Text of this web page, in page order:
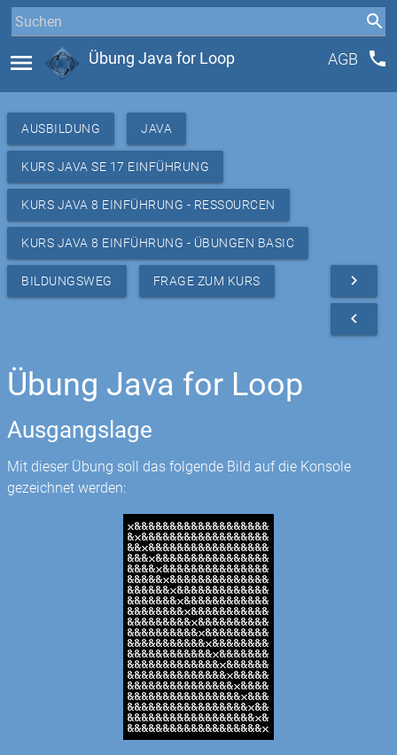
menu Übung Java for Loop AGB phone
AUSBILDUNG JAVA
KURS JAVA SE 17 EINFÜHRUNG
KURS JAVA 8 EINFÜHRUNG - RESSOURCEN
KURS JAVA 8 EINFÜHRUNG - ÜBUNGEN BASIC
BILDUNGSWEG FRAGE ZUM KURS navigate_next
navigate_before
Übung Java for Loop
Ausgangslage
Mit dieser Übung soll das folgende Bild auf die Konsole
gezeichnet werden: